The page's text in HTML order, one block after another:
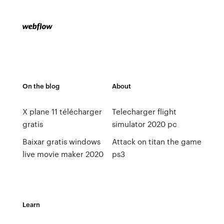
On the blog
X plane 11 télécharger
gratis
Baixar gratis windows
live movie maker 2020
About
Telecharger flight
simulator 2020 pc
Attack on titan the game
ps3
Learn